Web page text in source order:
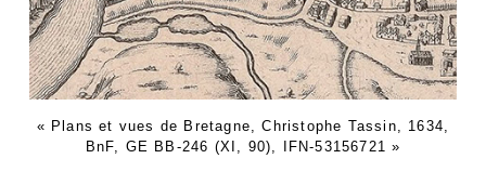
« Plans et vues de Bretagne, Christophe Tassin, 1634,
BnF, GE BB-246 (XI, 90), IFN-53156721 »